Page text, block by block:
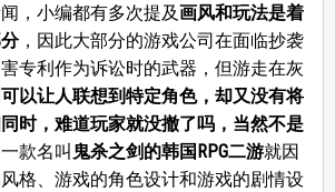
，小编都有多次提及画风和玩法是着
，因此大部分的游戏公司在面临抄袭
专利作为诉讼时的武器，但游走在灰
以让人联想到特定角色，却又没有将
时，难道玩家就没撤了吗，当然不是
款名叫 鬼杀之剑的韩国RPG二游就因
格、游戏的角色设计和游戏的剧情设